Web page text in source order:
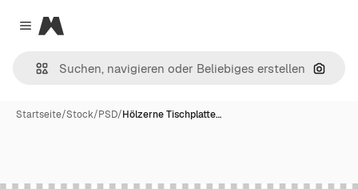
Close menu
Magnific
Nach
Startseite/Stock/PSD/Hölzerne Tischplatte…